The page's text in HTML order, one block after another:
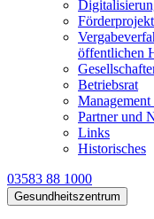
öffentlichen
Betriebsrat
Partner und
Links
Historisches
03583 88 1000
Gesundheitszentrum